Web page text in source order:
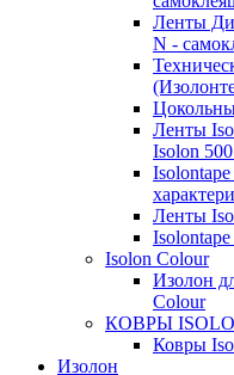
Ленты
N -
Ленты
Isolon 500
Ленты
Isolon Colour
Изолон
Colour
КОВРЫ
Ковры
Изолон